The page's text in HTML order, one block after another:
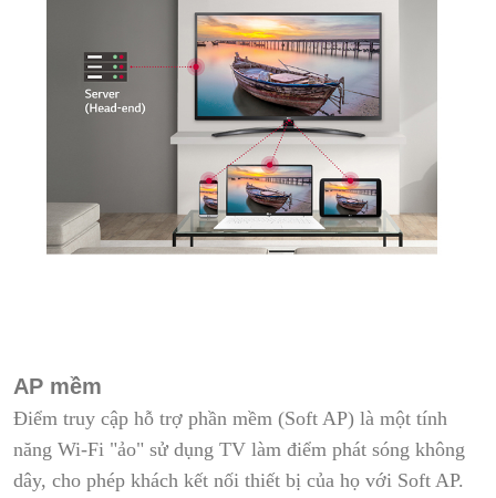
AP mềm
Điểm truy cập hỗ trợ phần mềm (Soft AP) là một tính
năng Wi-Fi "ảo" sử dụng TV làm điểm phát sóng không
dây, cho phép khách kết nối thiết bị của họ với Soft AP.